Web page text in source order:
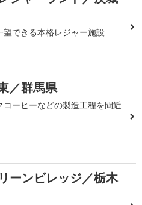
望できる本格レジャー施設
／群馬県
コーヒーなどの製造工程を間近
ーンビレッジ／栃木